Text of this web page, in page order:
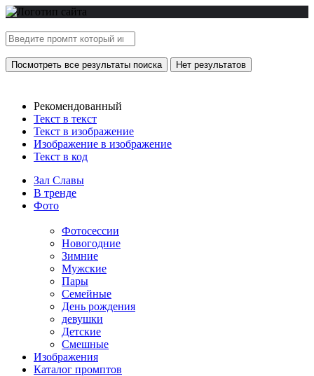
Посмотреть все результаты поиска Нет результатов
Рекомендованный
Текст в текст
Текст в изображение
Изображение в изображение
Текст в код
Зал Славы
В тренде
Фото
Фотосессии
Новогодние
Зимние
Мужские
Пары
Семейные
День рождения
девушки
Детские
Смешные
Изображения
Каталог промптов